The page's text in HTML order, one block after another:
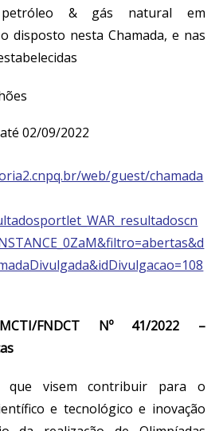
& gás natural em
disposto nesta Chamada, e nas
02/09/2022
web/guest/chamada
MCTI/FNDCT Nº 41/2022 –
que visem contribuir para o
e tecnológico e inovação